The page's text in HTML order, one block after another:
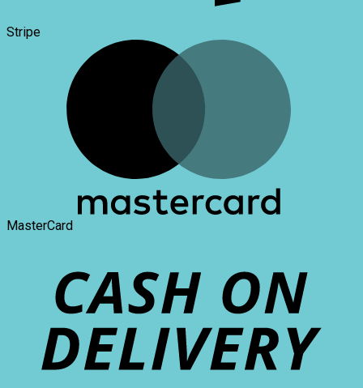
Stripe
MasterCard